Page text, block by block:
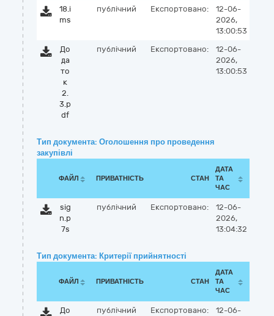
18.i
ms
публічний Експортовано:
12-06-
2026,
13:00:53
До
да
то
к
2.
3.p
df
публічний Експортовано:
12-06-
2026,
13:00:53
Тип документа: Оголошення про проведення
закупівлі
ФАЙЛ ПРИВАТНІСТЬ СТАН
ДАТА
ТА
ЧАС
sig
n.p
7s
публічний Експортовано:
12-06-
2026,
13:04:32
Тип документа: Критерії прийнятності
ФАЙЛ ПРИВАТНІСТЬ СТАН
ДАТА
ТА
ЧАС
До
публічний Експортовано:
12-06-